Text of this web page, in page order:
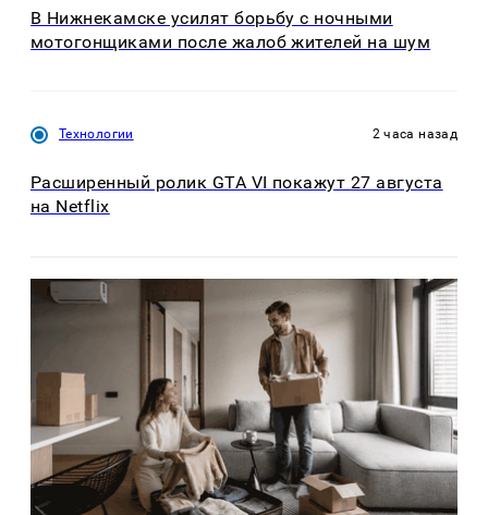
В Нижнекамске усилят борьбу с ночными
мотогонщиками после жалоб жителей на шум
Технологии 2 часа назад
Расширенный ролик GTA VI покажут 27 августа
на Netflix